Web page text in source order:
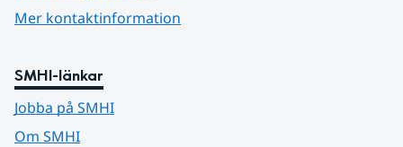
Mer kontaktinformation
SMHI-länkar
Jobba på SMHI
Om SMHI